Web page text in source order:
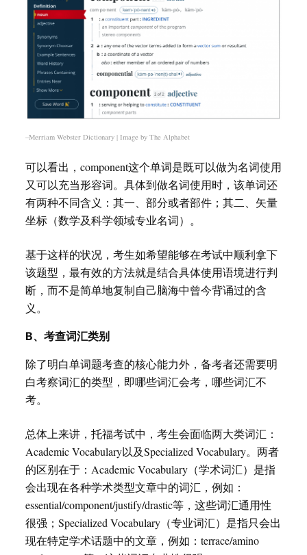
–Merriam Webster Dictionary | Image by The Alphabet
可以看出，component这个单词是既可以做为名词使用
又可以充当形容词。具体到做名词使用时，该单词还
有两种不同含义：其一、部分或者部件；其二、矢量
坐标（数学及科学领域专业名词）。
基于这样的状况，考生如希望能够在考试中顺利拿下
该题型，最有效的方法就是结合具体使用语境进行判
断，而不是简单地复制自己脑海中曾今背诵过的含
义。
B、考查词汇类别
除了明白单词题考查的核心能力外，备考者还需要明
白考察词汇的类型，即哪些词汇会考，哪些词汇不
考。
总体上来讲，托福考试中，考生会面临两大类词汇：
Academic Vocabulary以及Specialized Vocabulary。两者
的区别在于：Academic Vocabulary（学术词汇）是指
会出现在各种学术类型文章中的词汇，例如：
essential/component/justify/drastic等，这些词汇通用性
很强；Specialized Vocabulary（专业词汇）是指只会出
现在特定学术话题中的文章，例如：terrace/amino